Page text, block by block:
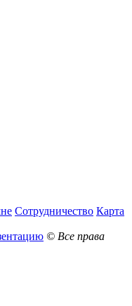
Сотрудничество Карта
© Все права